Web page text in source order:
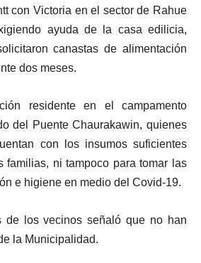
con Victoria en el sector de Rahue
ayuda de la casa edilicia,
canastas de alimentación
dos meses.
residente en el campamento
del Puente Chaurakawin, quienes
con los insumos suficientes
familias, ni tampoco para tomar las
e higiene en medio del Covid-19.
de los vecinos señaló que no han
la Municipalidad.